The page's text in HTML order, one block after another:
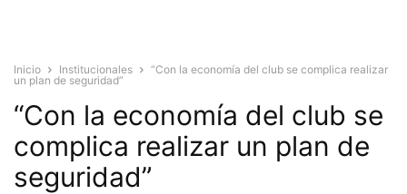
Inicio Institucionales
“Con la economía del club se complica realizar
un plan de seguridad”
“Con la economía del club se
complica realizar un plan de
seguridad”